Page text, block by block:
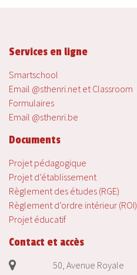
Services en ligne
Smartschool
Email @sthenri.net et Classroom
Formulaires
Email @sthenri.be
Documents
Projet pédagogique
Projet d’établissement
Règlement des études (RGE)
Règlement d’ordre intérieur (ROI)
Projet éducatif
Contact et accès
50, Avenue Royale